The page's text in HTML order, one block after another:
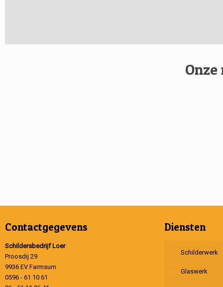
Contactgegevens
Schildersbedrijf Loer
Proosdij 29
9936 EV Farmsum
0596 - 61 10 61
Diensten
Schilderwerk
Glaswerk